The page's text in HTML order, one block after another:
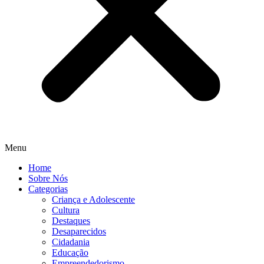
Menu
Home
Sobre Nós
Categorias
Criança e Adolescente
Cultura
Destaques
Desaparecidos
Cidadania
Educação